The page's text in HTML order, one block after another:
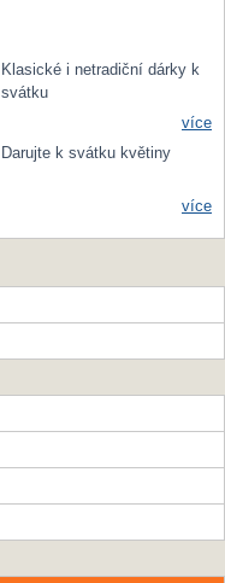
Klasické i netradiční dárky k
svátku
více
Darujte k svátku květiny
více